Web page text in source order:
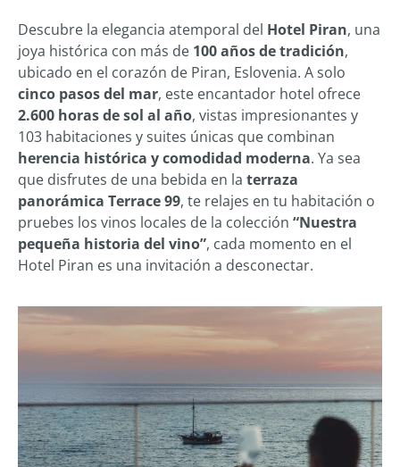
Descubre la elegancia atemporal del Hotel Piran, una
joya histórica con más de 100 años de tradición,
ubicado en el corazón de Piran, Eslovenia. A solo
cinco pasos del mar, este encantador hotel ofrece
2.600 horas de sol al año, vistas impresionantes y
103 habitaciones y suites únicas que combinan
herencia histórica y comodidad moderna. Ya sea
que disfrutes de una bebida en la terraza
panorámica Terrace 99, te relajes en tu habitación o
pruebes los vinos locales de la colección “Nuestra
pequeña historia del vino”, cada momento en el
Hotel Piran es una invitación a desconectar.